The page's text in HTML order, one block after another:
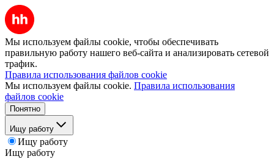
Мы используем файлы cookie, чтобы обеспечивать
правильную работу нашего веб-сайта и анализировать сетевой
трафик.
Правила использования файлов cookie
Мы используем файлы cookie. Правила использования
файлов cookie
Понятно
Ищу работу
Ищу работу
Ищу работу